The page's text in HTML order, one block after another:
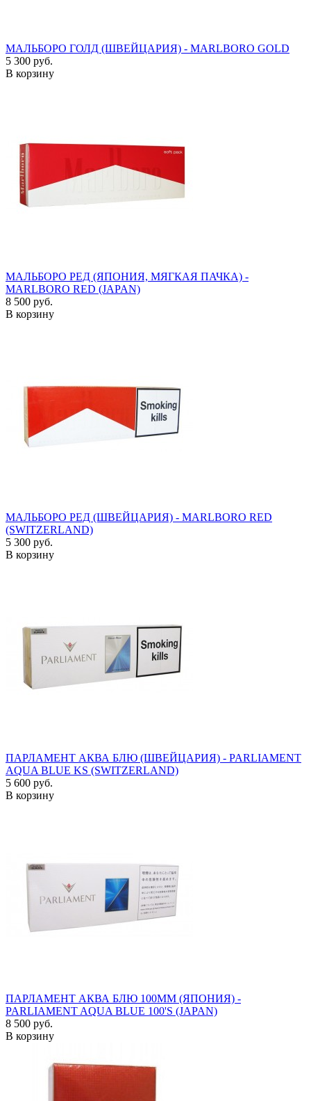
МАЛЬБОРО ГОЛД (ШВЕЙЦАРИЯ) - MARLBORO GOLD
5 300 руб.
В корзину
МАЛЬБОРО РЕД (ЯПОНИЯ, МЯГКАЯ ПАЧКА) -
MARLBORO RED (JAPAN)
8 500 руб.
В корзину
МАЛЬБОРО РЕД (ШВЕЙЦАРИЯ) - MARLBORO RED
(SWITZERLAND)
5 300 руб.
В корзину
ПАРЛАМЕНТ АКВА БЛЮ (ШВЕЙЦАРИЯ) - PARLIAMENT
AQUA BLUE KS (SWITZERLAND)
5 600 руб.
В корзину
ПАРЛАМЕНТ АКВА БЛЮ 100ММ (ЯПОНИЯ) -
PARLIAMENT AQUA BLUE 100'S (JAPAN)
8 500 руб.
В корзину